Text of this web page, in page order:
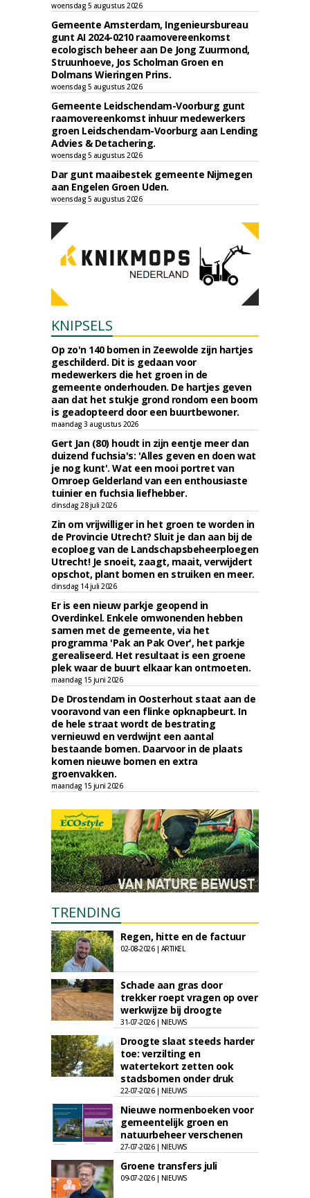
woensdag 5 augustus 2026
Gemeente Amsterdam, Ingenieursbureau
gunt AI 2024-0210 raamovereenkomst
ecologisch beheer aan De Jong Zuurmond,
Struunhoeve, Jos Scholman Groen en
Dolmans Wieringen Prins.
woensdag 5 augustus 2026
Gemeente Leidschendam-Voorburg gunt
raamovereenkomst inhuur medewerkers
groen Leidschendam-Voorburg aan Lending
Advies & Detachering.
woensdag 5 augustus 2026
Dar gunt maaibestek gemeente Nijmegen
aan Engelen Groen Uden.
woensdag 5 augustus 2026
KNIPSELS
Op zo'n 140 bomen in Zeewolde zijn hartjes
geschilderd. Dit is gedaan voor
medewerkers die het groen in de
gemeente onderhouden. De hartjes geven
aan dat het stukje grond rondom een boom
is geadopteerd door een buurtbewoner.
maandag 3 augustus 2026
Gert Jan (80) houdt in zijn eentje meer dan
duizend fuchsia's: 'Alles geven en doen wat
je nog kunt'. Wat een mooi portret van
Omroep Gelderland van een enthousiaste
tuinier en fuchsia liefhebber.
dinsdag 28 juli 2026
Zin om vrijwilliger in het groen te worden in
de Provincie Utrecht? Sluit je dan aan bij de
ecoploeg van de Landschapsbeheerploegen
Utrecht! Je snoeit, zaagt, maait, verwijdert
opschot, plant bomen en struiken en meer.
dinsdag 14 juli 2026
Er is een nieuw parkje geopend in
Overdinkel. Enkele omwonenden hebben
samen met de gemeente, via het
programma 'Pak an Pak Over', het parkje
gerealiseerd. Het resultaat is een groene
plek waar de buurt elkaar kan ontmoeten.
maandag 15 juni 2026
De Drostendam in Oosterhout staat aan de
vooravond van een flinke opknapbeurt. In
de hele straat wordt de bestrating
vernieuwd en verdwijnt een aantal
bestaande bomen. Daarvoor in de plaats
komen nieuwe bomen en extra
groenvakken.
maandag 15 juni 2026
TRENDING
Regen, hitte en de factuur
02-08-2026 | ARTIKEL
Schade aan gras door
trekker roept vragen op over
werkwijze bij droogte
31-07-2026 | NIEUWS
Droogte slaat steeds harder
toe: verzilting en
watertekort zetten ook
stadsbomen onder druk
22-07-2026 | NIEUWS
Nieuwe normenboeken voor
gemeentelijk groen en
natuurbeheer verschenen
27-07-2026 | NIEUWS
Groene transfers juli
09-07-2026 | NIEUWS